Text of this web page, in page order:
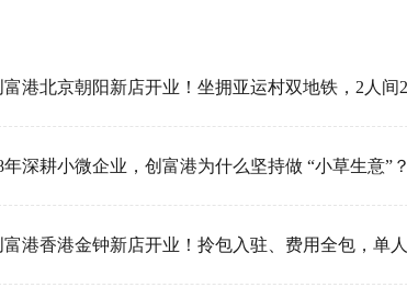
年深耕小微企业，创富港为什么坚持做 “小草生意”？